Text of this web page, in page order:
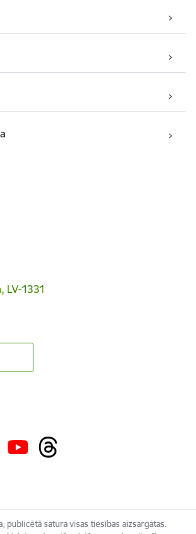
LV-1331
publicētā satura visas tiesības aizsargātas.